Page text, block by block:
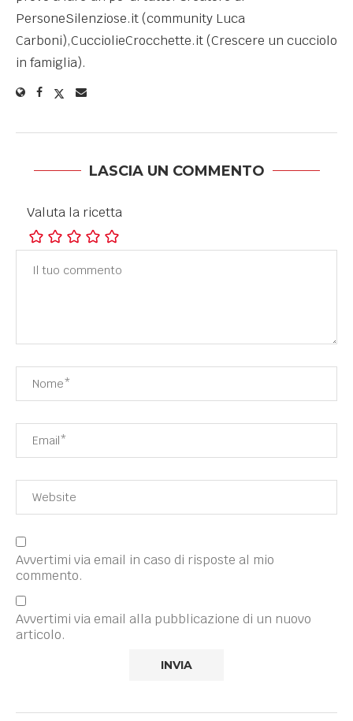
PersoneSilenziose.it (community Luca
Carboni),CucciolieCrocchette.it (Crescere un cucciolo
in famiglia).
LASCIA UN COMMENTO
Valuta la ricetta
Avvertimi via email in caso di risposte al mio
commento.
Avvertimi via email alla pubblicazione di un nuovo
articolo.